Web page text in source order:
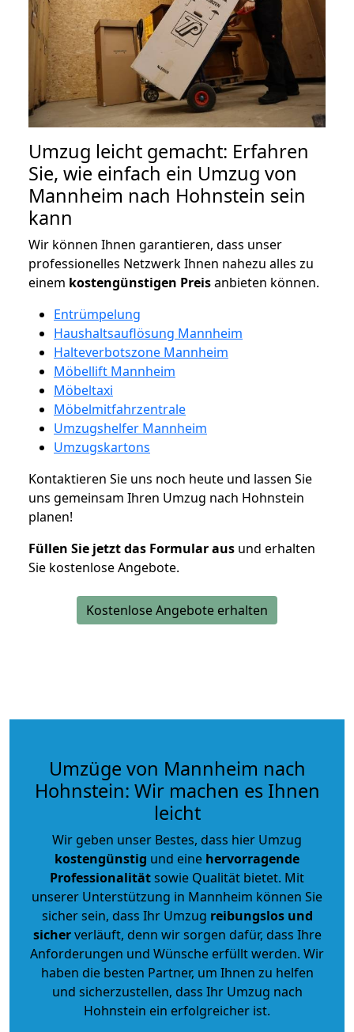
Umzug leicht gemacht: Erfahren
Sie, wie einfach ein Umzug von
Mannheim nach Hohnstein sein
kann
Wir können Ihnen garantieren, dass unser
professionelles Netzwerk Ihnen nahezu alles zu
einem kostengünstigen Preisanbieten können.
Entrümpelung
Haushaltsauflösung Mannheim
Halteverbotszone Mannheim
Möbellift Mannheim
Möbeltaxi
Möbelmitfahrzentrale
Umzugshelfer Mannheim
Umzugskartons
Kontaktieren Sie uns noch heute und lassen Sie
uns gemeinsam Ihren Umzug nach Hohnstein
planen!
Füllen Sie jetzt das Formular aus und erhalten
Sie kostenlose Angebote.
Kostenlose Angebote erhalten
Umzüge von Mannheim nach
Hohnstein: Wir machen es Ihnen
leicht
Wir geben unser Bestes, dass hier Umzug
kostengünstig und eine hervorragende
Professionalitätsowie Qualität bietet. Mit
unserer Unterstützung in Mannheim können Sie
sicher sein, dass Ihr Umzug reibungslos und
sicherverläuft, denn wir sorgen dafür, dass Ihre
Anforderungen und Wünsche erfüllt werden. Wir
haben die besten Partner, um Ihnen zu helfen
und sicherzustellen, dass Ihr Umzug nach
Hohnstein ein erfolgreicher ist.